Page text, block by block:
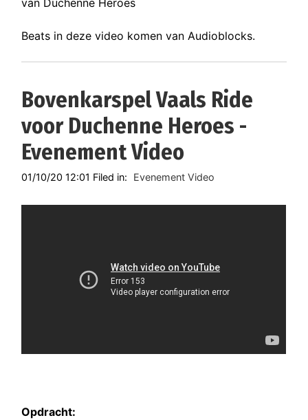
Beats in deze video komen van Audioblocks.
Bovenkarspel Vaals Ride
voor Duchenne Heroes -
Evenement Video
01/10/20 12:01 Filed in: Evenement Video
Opdracht: